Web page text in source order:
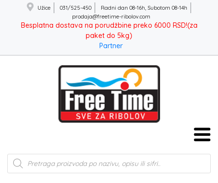
Užice 031/525-450
Radni dan 08-16h, Subotom 08-14h
prodaja@freetime-ribolov.com
Besplatna dostava na porudžbine preko 6000 RSD!(za
paket do 5kg)
Partner
Products
search